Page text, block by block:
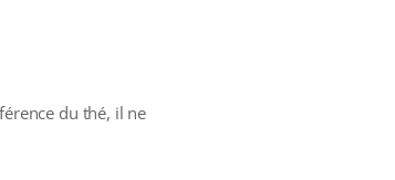
du thé, il ne